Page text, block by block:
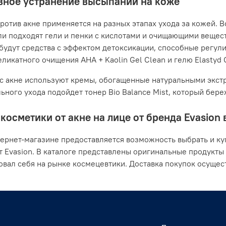
акне применяется на разных этапах ухода за кожей.
подходят гели и пенки с кислотами и очищающими
средства с эффектом детоксикации, способные
очищения AHA + Kaolin Gel Clean и гелю
акне используют кремы, обогащенные натуральными
ухода подойдет тонер Bio Balance Mist, который
от акне на лице от бренда Evasion
магазине предоставляется возможность выбрать и
Evasion. В каталоге представлены оригинальные
себя на рынке космецевтики. Доставка покупок